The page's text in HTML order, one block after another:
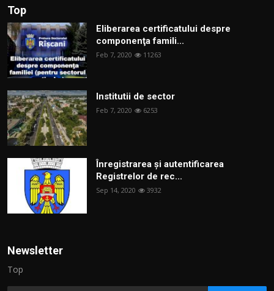
Top
Eliberarea certificatului despre
componenţa famili...
Feb 7, 2020 11263
Institutii de sector
Feb 7, 2020 6253
Înregistrarea și autentificarea
Registrelor de rec...
Sep 14, 2020 3932
Newsletter
Top